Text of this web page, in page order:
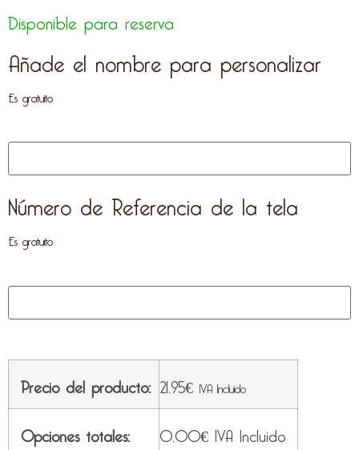
Disponible para reserva
Añade el nombre para personalizar
Es gratuito
Número de Referencia de la tela
Es gratuito
Precio del producto: 21,95€ IVA Incluido
Opciones totales: 0,00€ IVA Incluido